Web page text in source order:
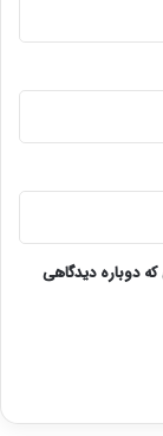
دوباره دیدگاهی